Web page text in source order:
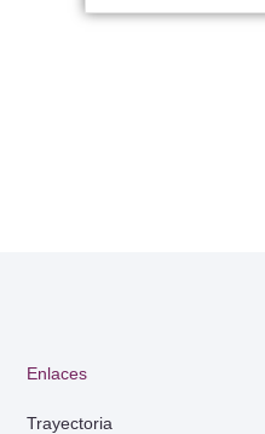
Enlaces
Trayectoria